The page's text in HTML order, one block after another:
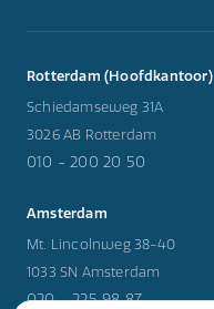
Rotterdam (Hoofdkantoor)
Schiedamseweg 31A
3026 AB Rotterdam
010 - 200 20 50
Amsterdam
Mt. Lincolnweg 38-40
1033 SN Amsterdam
020 - 225 98 87